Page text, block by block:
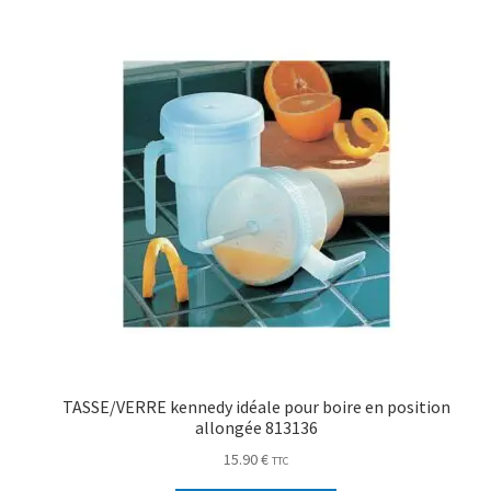
TASSE/VERRE kennedy idéale pour boire en position
allongée 813136
15.90€ TTC